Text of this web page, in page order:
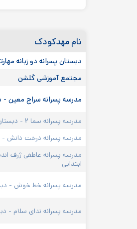
دبستان پسرانه دو زبانه مهارتی گلشن
مجتمع آموزشی گلشن
مدرسه پسرانه سراج معین - دبستان ابتدایی
مدرسه پسرانه سما ۲ - دبستان ابتدایی
مدرسه پسرانه درخت دانش - دبستان ابتدایی
مدرسه پسرانه عاطفی ژرف اندیشان - دبستان
مدرسه پسرانه خط خوش - دبستان ابتدایی
مدرسه پسرانه ندای سلام - دبستان ابتدایی